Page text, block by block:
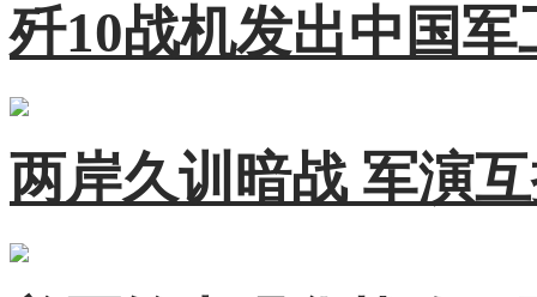
歼10战机发出中国军
两岸久训暗战 军演